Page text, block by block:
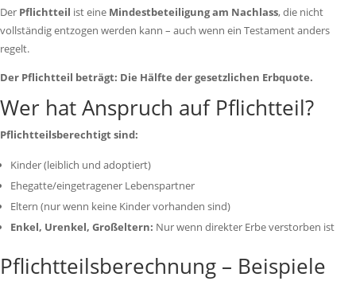
Der Pflichtteil ist eine Mindestbeteiligung am Nachlass, die nicht
vollständig entzogen werden kann – auch wenn ein Testament anders
regelt.
Der Pflichtteil beträgt: Die Hälfte der gesetzlichen Erbquote.
Wer hat Anspruch auf Pflichtteil?
Pflichtteilsberechtigt sind:
Kinder (leiblich und adoptiert)
Ehegatte/eingetragener Lebenspartner
Eltern (nur wenn keine Kinder vorhanden sind)
Enkel, Urenkel, Großeltern: Nur wenn direkter Erbe verstorben ist
Pflichtteilsberechnung – Beispiele